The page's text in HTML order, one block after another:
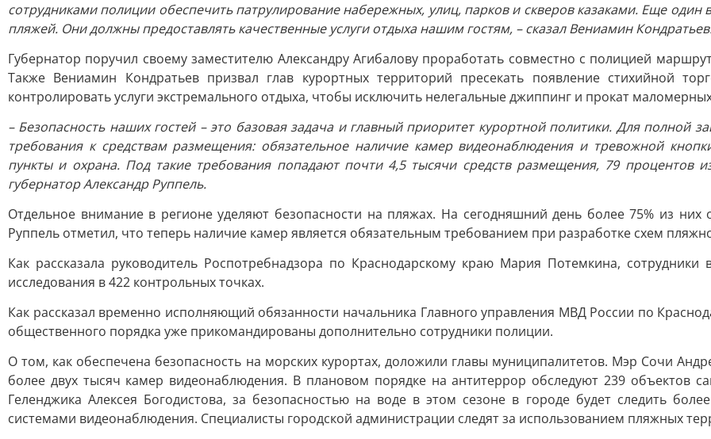
сотрудниками полиции обеспечить патрулирование набережных, улиц, парков и скверов казаками. Еще один
пляжей. Они должны предоставлять качественные услуги отдыха нашим гостям, – сказал Вениамин
Губернатор поручил своему заместителю Александру Агибалову проработать совместно с полицией
Также Вениамин Кондратьев призвал глав курортных территорий пресекать появление стихийной
контролировать услуги экстремального отдыха, чтобы исключить нелегальные джиппинг и прокат
– Безопасность наших гостей – это базовая задача и главный приоритет курортной политики. Для полной
требования к средствам размещения: обязательное наличие камер видеонаблюдения и тревожной
пункты и охрана. Под такие требования попадают почти 4,5 тысячи средств размещения, 79
губернатор Александр Руппель.
Отдельное внимание в регионе уделяют безопасности на пляжах. На сегодняшний день более 75% из
Руппель отметил, что теперь наличие камер является обязательным требованием при разработке схем
Как рассказала руководитель Роспотребнадзора по Краснодарскому краю Мария Потемкина,
исследования в 422 контрольных точках.
Как рассказал временно исполняющий обязанности начальника Главного управления МВД России по
общественного порядка уже прикомандированы дополнительно сотрудники полиции.
О том, как обеспечена безопасность на морских курортах, доложили главы муниципалитетов. Мэр Сочи
более двух тысяч камер видеонаблюдения. В плановом порядке на антитеррор обследуют 239 объектов
Геленджика Алексея Богодистова, за безопасностью на воде в этом сезоне в городе будет следить
системами видеонаблюдения. Специалисты городской администрации следят за использованием пляжных